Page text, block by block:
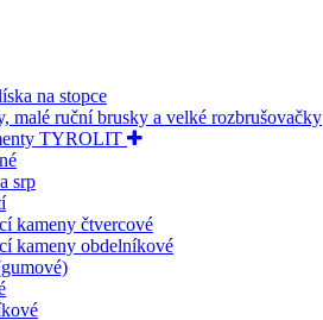
na stopce
malé ruční brusky a velké rozbrušovačky
TYROLIT
srp
kameny čtvercové
kameny obdelníkové